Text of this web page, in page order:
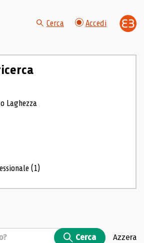
Cerca Accedi
Laghezza
(1)
Cerca Azzera